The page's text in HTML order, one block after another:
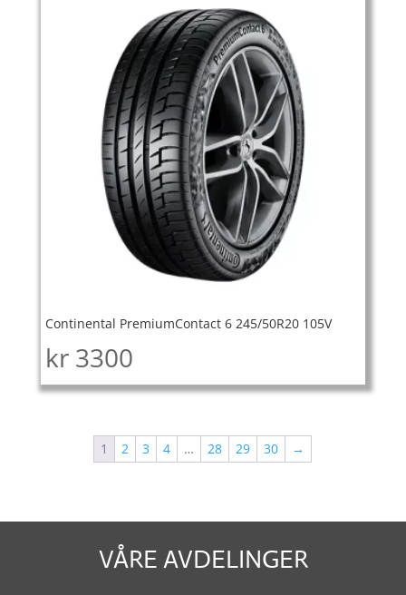
Continental PremiumContact 6 245/50R20 105V
kr 3300
1 2 3 4 … 28 29 30 →
VÅRE AVDELINGER